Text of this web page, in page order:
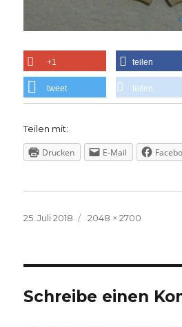
+1 teilen
tweet teilen
Teilen mit:
Drucken E-Mail
Veröffentlicht
25. Juli 2018
Volle
2048 × 2700
Schreibe einen